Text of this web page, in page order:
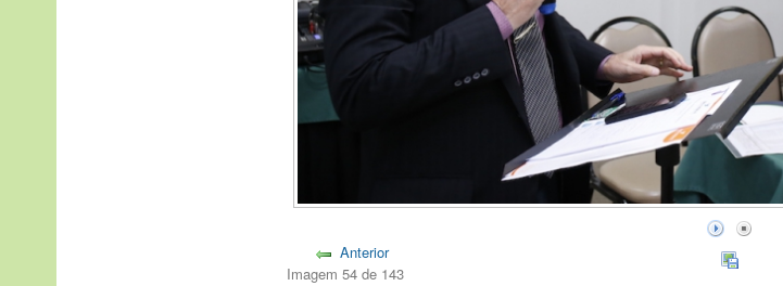
Anterior
Imagem 54 de 143